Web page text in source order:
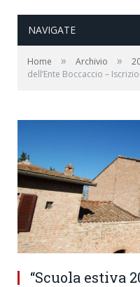
NAVIGATE
Home » Archivio »
dell’Ente Boccaccio –
“Scuola estiva